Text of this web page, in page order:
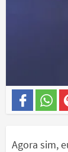
Agora sim,